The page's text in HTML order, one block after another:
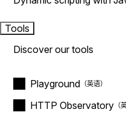
Tools
Discover our tools
Playground
HTTP Observatory